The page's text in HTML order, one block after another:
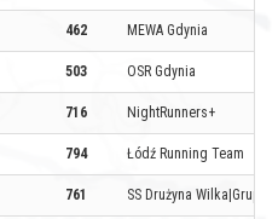
462 MEWA Gdynia
503 OSR Gdynia
716 NightRunners+
794 Łódź Running Team
761 SS Drużyna Wilka|Grupa